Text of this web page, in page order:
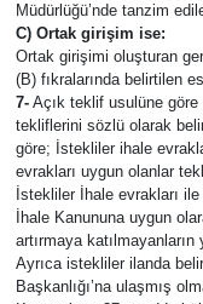
Müdürlüğü’nde tanzim
C) Ortak girişim ise:
Ortak girişimi oluşturan
(B) fıkralarında belirtilen
7-Açık teklif usulüne
tekliflerini sözlü olarak
göre; İstekliler ihale
evrakları uygun olanlar
İstekliler İhale evrakları
İhale Kanununa uygun
artırmaya
Ayrıca istekliler ilanda
Başkanlığı’na ulaşmış